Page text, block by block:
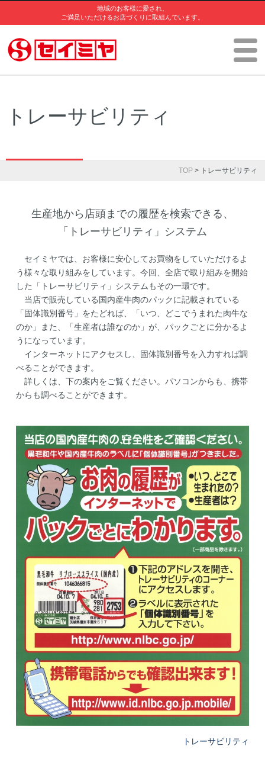
地域のお客様に愛され、
ご満足いただけるお店づくりに取組んでいます。
トレーサビリティ
TOP> トレーサビリティ
生産地から店頭までの履歴を検索できる、
「トレーサビリティ」システム
セイミヤでは、お客様に安心してお買物をしていただけるよ
う様々な取り組みをしています。今回、全店で取り組みを開始
した「トレーサビリティ」システムもその一環です。
当店で販売している国内産牛肉のパックに記載されている
「固体識別番号」をたどれば、「いつ、どこでうまれた肉牛な
のか」また、「生産者は誰なのか」が、パックごとに分かるよ
うになっています。
インターネットにアクセスし、固体識別番号を入力すれば調
べることができます。
詳しくは、下の案内をご覧ください。パソコンからも、携帯
からも調べることができます。
トレーサビリティ